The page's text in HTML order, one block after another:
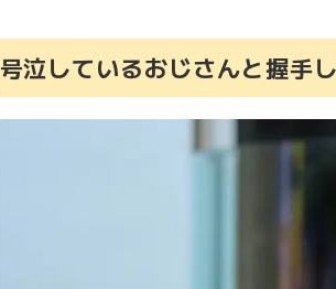
号泣しているおじさんと握手